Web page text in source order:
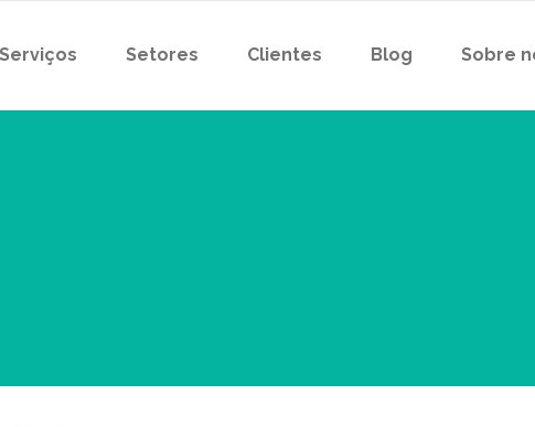
Serviços Setores Clientes Blog Sobre